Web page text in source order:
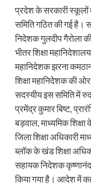
प्रदेश के सरकारी स्कूलों
समिति गठित की गई है।
निदेशक गुलदीप गैरोला
भीतर शिक्षा
महानिदेशक झरना
शिक्षा महानिदेशक की
सदस्यीय इस समिति में
प्रमेंद्र कुमार बिष्ट,
बड़वाल, माध्यमिक
जिला शिक्षा अधिकारी
ब्लॉक के खंड शिक्षा
सहायक निदेशक
किया गया है। आदेश में